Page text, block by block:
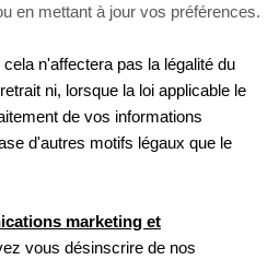
en mettant à jour vos préférences.
n'affectera pas la légalité du
ni, lorsque la loi applicable le
de vos informations
d'autres motifs légaux que le
marketing et
vous désinscrire de nos